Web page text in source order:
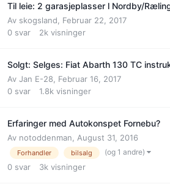
Til leie: 2 garasjeplasser l Nordby/
Av skogsland, Februar 22, 2017
0 svar 2k visninger
Solgt: Selges: Fiat Abarth 130 TC
Av Jan E-28, Februar 16, 2017
0 svar 1.8k visninger
Erfaringer med Autokonspet Fornebu?
Av notoddenman, August 31, 2016
Forhandler bilsalg (og 1 andre)
0 svar 3k visninger